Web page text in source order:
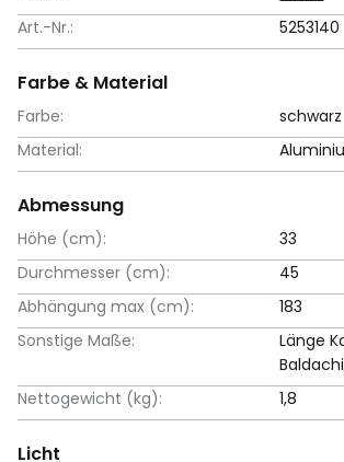
Art.-Nr.:
5253140
Farbe & Material
Farbe:
schwarz
Material:
Abmessung
Höhe (cm):
33
Durchmesser (cm):
45
Abhängung max (cm):
183
Sonstige Maße:
Länge
Nettogewicht (kg):
1,8
Licht